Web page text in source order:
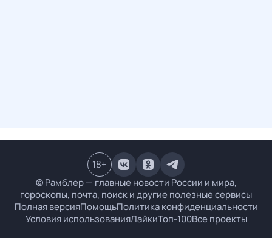
© Рамблер — главные новости России и мира,
гороскопы, почта, поиск и другие полезные сервисы
Полная версияПомощьПолитика конфиденциальности
Условия использованияЛайкиТоп-100Все проекты
18+